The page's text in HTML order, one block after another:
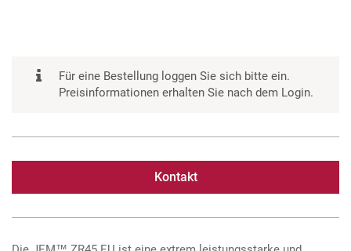
Für eine Bestellung loggen Sie sich bitte ein.
Preisinformationen erhalten Sie nach dem Login.
Kontakt